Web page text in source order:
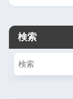
検索